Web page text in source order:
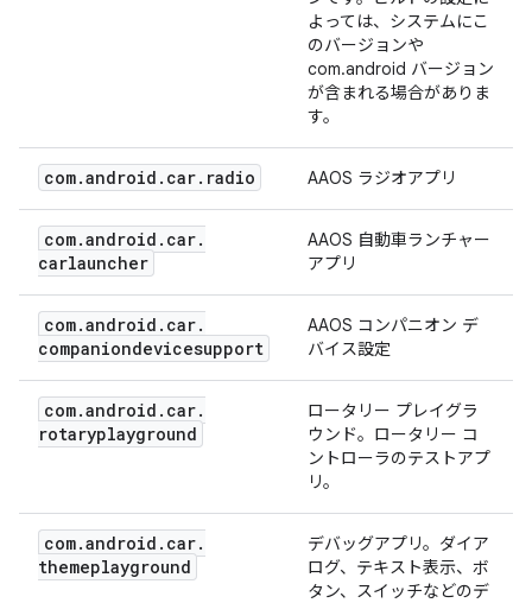
よっては、システムにこ
のバージョンや
com.android バージョン
が含まれる場合がありま
す。
com.android . car. radio AAOS ラジオアプリ
com.android . car.
carlauncher
AAOS 自動車ランチャー
アプリ
com.android . car.
companiondevicesupport
AAOS コンパニオン デ
バイス設定
com.android . car.
rotaryplayground
ロータリー プレイグラ
ウンド。ロータリー コ
ントローラのテストアプ
リ。
com.android . car.
themeplayground
デバッグアプリ。ダイア
ログ、テキスト表示、ボ
タン、スイッチなどのデ